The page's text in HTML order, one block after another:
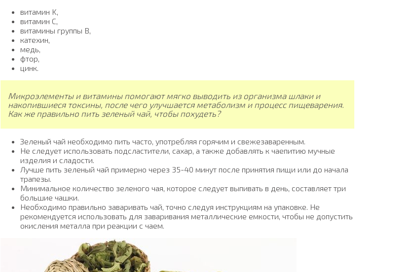
витамин K,
витамин C,
витамины группы B,
катехин,
медь,
фтор,
цинк.
Микроэлементы и витамины помогают мягко выводить из организма шлаки и
накопившиеся токсины, после чего улучшается метаболизм и процесс пищеварения.
Как же правильно пить зеленый чай, чтобы похудеть?
Зеленый чай необходимо пить часто, употребляя горячим и свежезаваренным.
Не следует использовать подсластители, сахар, а также добавлять к чаепитию мучные
изделия и сладости.
Лучше пить зеленый чай примерно через 35-40 минут после принятия пищи или до начала
трапезы.
Минимальное количество зеленого чая, которое следует выпивать в день, составляет три
большие чашки.
Необходимо правильно заваривать чай, точно следуя инструкциям на упаковке. Не
рекомендуется использовать для заваривания металлические емкости, чтобы не допустить
окисления металла при реакции с чаем.